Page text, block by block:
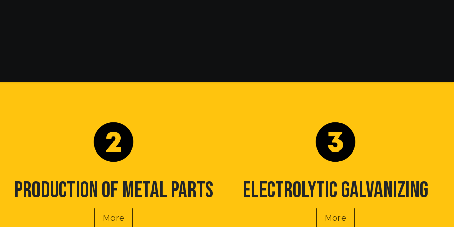
Production of metal parts
More
Electrolytic galvanizing
More